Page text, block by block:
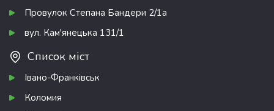
Провулок Степана Бандери 2/1а
вул. Кам'янецька 131/1
Список міст
Івано-Франківськ
Коломия